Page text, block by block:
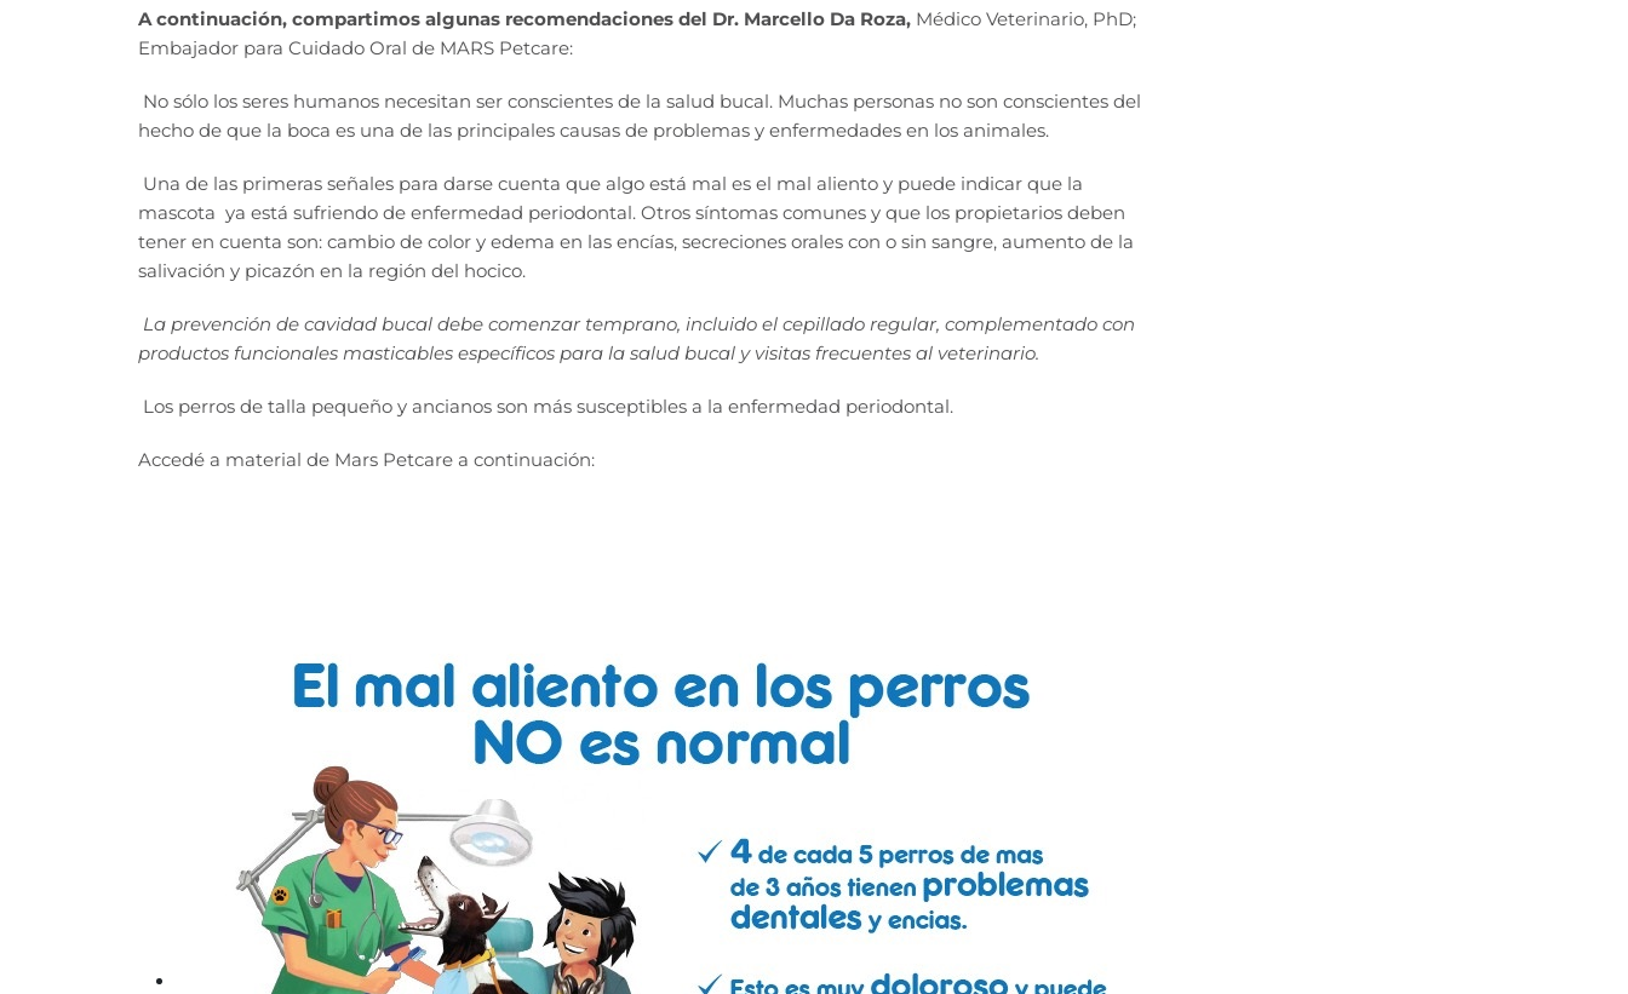
A continuación, compartimos algunas recomendaciones del Dr. Marcello Da Roza, Médico Veterinario, PhD;
Embajador para Cuidado Oral de MARS Petcare:
No sólo los seres humanos necesitan ser conscientes de la salud bucal. Muchas personas no son conscientes del
hecho de que la boca es una de las principales causas de problemas y enfermedades en los animales.
Una de las primeras señales para darse cuenta que algo está mal es el mal aliento y puede indicar que la
mascota ya está sufriendo de enfermedad periodontal. Otros síntomas comunes y que los propietarios deben
tener en cuenta son: cambio de color y edema en las encías, secreciones orales con o sin sangre, aumento de la
salivación y picazón en la región del hocico.
La prevención de cavidad bucal debe comenzar temprano, incluido el cepillado regular, complementado con
productos funcionales masticables específicos para la salud bucal y visitas frecuentes al veterinario.
Los perros de talla pequeño y ancianos son más susceptibles a la enfermedad periodontal.
Accedé a material de Mars Petcare a continuación: